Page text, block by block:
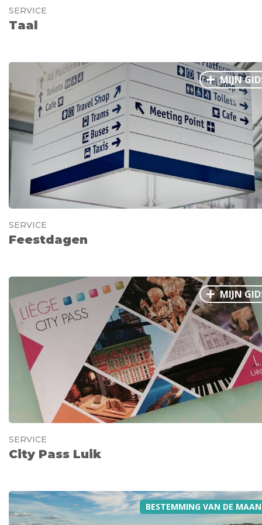
SERVICE
Taal
MIJN
SERVICE
Feestdagen
MIJN
SERVICE
City Pass Luik
BESTEMMING VAN DE